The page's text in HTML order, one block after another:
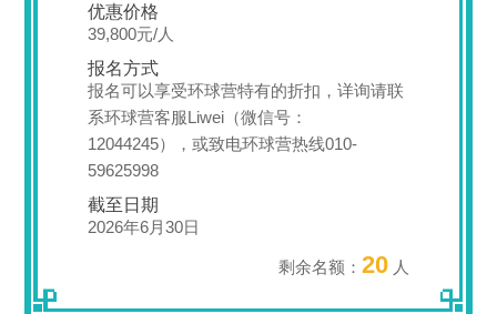
优惠价格
39,800元/人
报名方式
报名可以享受环球营特有的折扣，详询请联
系环球营客服Liwei（微信号：
12044245），或致电环球营热线010-
59625998
截至日期
2026年6月30日
剩余名额： 20人